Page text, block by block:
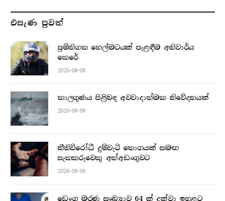
එසැණ පුව​ත්
ප්‍රමිතිගත හෙල්මටයක් පැළඳීම අනිවාර්ය
කෙරේ
2026-08-08
කාලගුණය පිළිබඳ අවවාදාත්මක නිවේදනයක්
2026-08-08
නීතිවිරෝධී දුම්වැටි තොගයක් සමඟ
සැකකරුවෙකු අත්අඩංගුවට
2026-08-08
ඩෙංගු මරණ සංඛ්‍යාව 64 ක් දක්වා ඉහළට